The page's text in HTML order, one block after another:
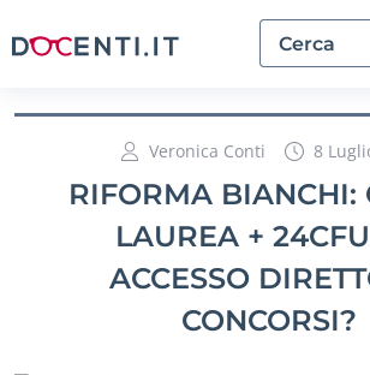
Veronica Conti 8
RIFORMA BIANCHI:
LAUREA +
ACCESSO
CONCORSI?